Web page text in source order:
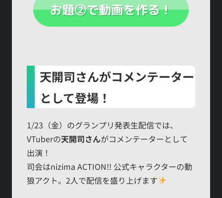
天開司さんがコメンテーター
として登場！
1/23（金）のグランプリ発表生配信では、
VTuberの天開司さんがコメンテーターとして
出演！
司会はnizima ACTION!! 公式キャラクターの動
狼アクト。2人で配信を盛り上げます